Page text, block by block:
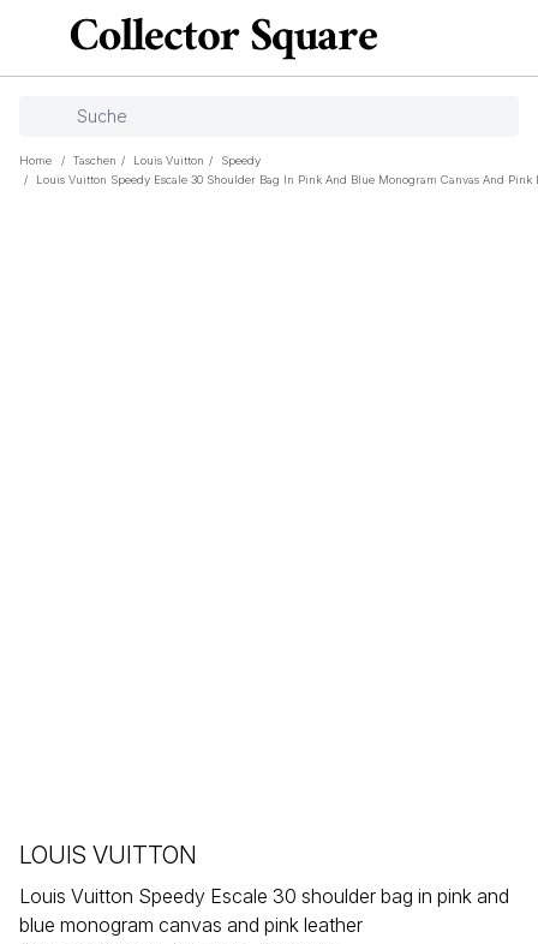
Home / Taschen / Louis Vuitton /
Speedy
/
Louis Vuitton Speedy Escale 30 Shoulder Bag In Pink And Blue Monogram Canvas And Pink
LOUIS VUITTON
Louis Vuitton Speedy Escale 30 shoulder bag in pink and
blue monogram canvas and pink leather